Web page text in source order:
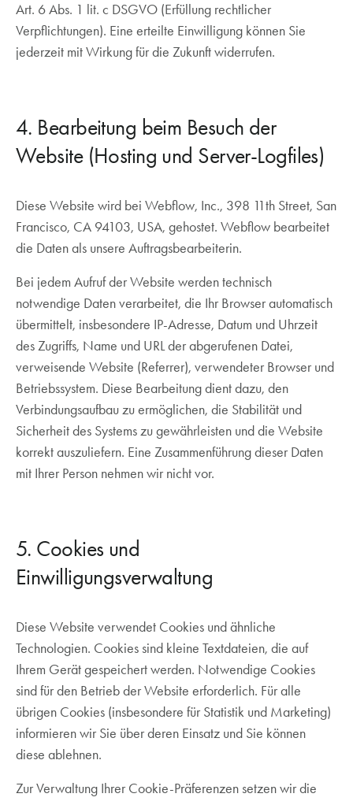
Art. 6 Abs. 1 lit. c DSGVO (Erfüllung rechtlicher
Verpflichtungen). Eine erteilte Einwilligung können Sie
jederzeit mit Wirkung für die Zukunft widerrufen.
4. Bearbeitung beim Besuch der
Website (Hosting und Server-Logfiles)
Diese Website wird bei Webflow, Inc., 398 11th Street, San
Francisco, CA 94103, USA, gehostet. Webflow bearbeitet
die Daten als unsere Auftragsbearbeiterin.
Bei jedem Aufruf der Website werden technisch
notwendige Daten verarbeitet, die Ihr Browser automatisch
übermittelt, insbesondere IP-Adresse, Datum und Uhrzeit
des Zugriffs, Name und URL der abgerufenen Datei,
verweisende Website (Referrer), verwendeter Browser und
Betriebssystem. Diese Bearbeitung dient dazu, den
Verbindungsaufbau zu ermöglichen, die Stabilität und
Sicherheit des Systems zu gewährleisten und die Website
korrekt auszuliefern. Eine Zusammenführung dieser Daten
mit Ihrer Person nehmen wir nicht vor.
5. Cookies und
Einwilligungsverwaltung
Diese Website verwendet Cookies und ähnliche
Technologien. Cookies sind kleine Textdateien, die auf
Ihrem Gerät gespeichert werden. Notwendige Cookies
sind für den Betrieb der Website erforderlich. Für alle
übrigen Cookies (insbesondere für Statistik und Marketing)
informieren wir Sie über deren Einsatz und Sie können
diese ablehnen.
Zur Verwaltung Ihrer Cookie-Präferenzen setzen wir die